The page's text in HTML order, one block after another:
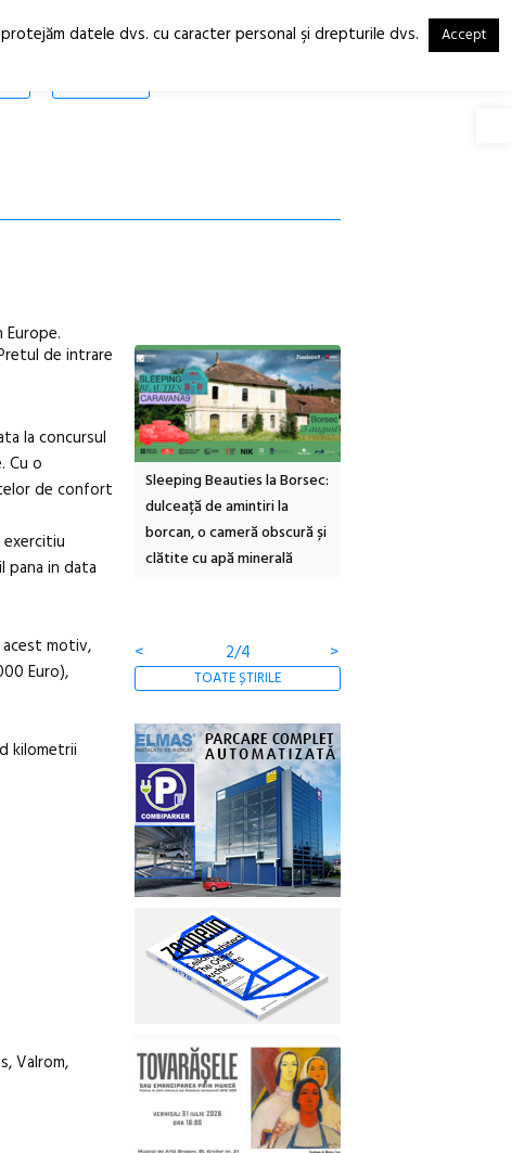
RO
EN
de intrare
la concursul
Cu o
de confort
pana in data
motiv,
Euro),
kilometrii
Valrom,
Sleeping Beauties la Borsec:
dulceață de amintiri la
borcan, o cameră obscură și
clătite cu apă minerală
< 2/4 >
TOATE ȘTIRILE
datele dvs. cu caracter personal şi drepturile dvs. Accept